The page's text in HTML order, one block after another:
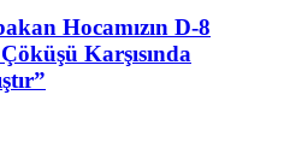
Hocamızın D-8
Karşısında